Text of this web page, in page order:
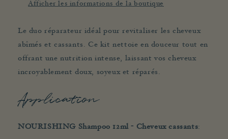
Afficher les informations de la boutique
Le duo réparateur idéal pour revitaliser les cheveux
abîmés et cassants. Ce kit nettoie en douceur tout en
offrant une nutrition intense, laissant vos cheveux
incroyablement doux, soyeux et réparés.
Application
NOURISHING Shampoo 12ml - Cheveux cassants: